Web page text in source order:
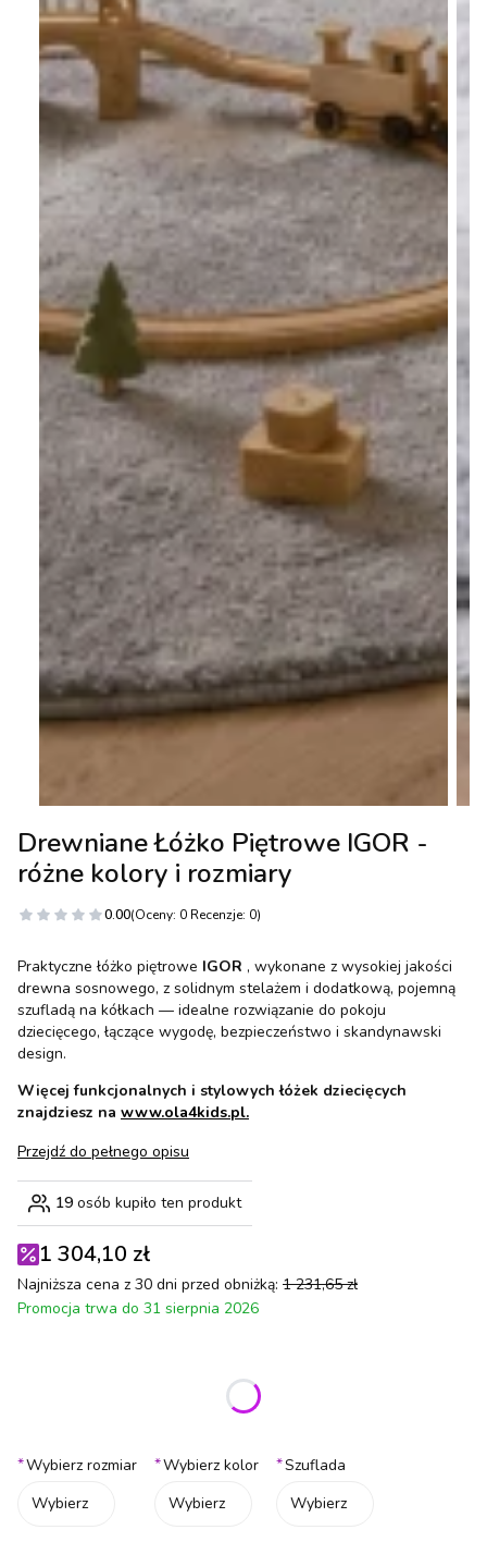
Drewniane Łóżko Piętrowe IGOR -
różne kolory i rozmiary
0.00(Oceny: 0 Recenzje: 0)
Praktyczne łóżko piętrowe IGOR , wykonane z wysokiej jakości
drewna sosnowego, z solidnym stelażem i dodatkową, pojemną
szufladą na kółkach — idealne rozwiązanie do pokoju
dziecięcego, łączące wygodę, bezpieczeństwo i skandynawski
design.
Więcej funkcjonalnych i stylowych łóżek dziecięcych
znajdziesz na www.ola4kids.pl.
Przejdź do pełnego opisu
19 osób kupiło ten produkt
1 304,10 zł
Najniższa cena z 30 dni przed obniżką: 1 231,65 zł
Promocja trwa do 31 sierpnia 2026
Poszczególne warianty mogą różnić się ceną
*Wybierz rozmiar
Wybierz
*Wybierz kolor
Wybierz
*Szuflada
Wybierz